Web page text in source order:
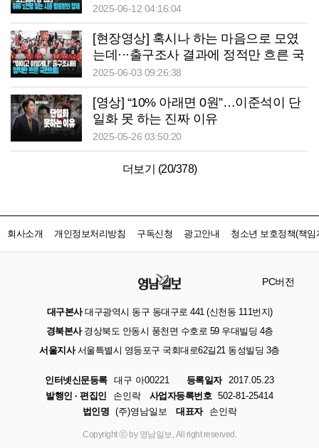
2025-06-12 04:16:04
[현장영상] 혹시나 하는 마음으로 모였
는데···출구조사 결과에 정적만 흐른 국
민의힘
2025-06-03 09:26:38
[영상] “10% 아래면 0원”…이준석이 단
일화 못 하는 진짜 이유
2025-05-26 03:50:20
더보기 (20/378)
회사소개 개인정보처리방침 구독신청 광고안내 청소년 보호정책(책임
PC버전
대구본사대구광역시 동구 동대구로 441 (신천동 111번지)
경북본사경상북도 안동시 풍천면 수호로 59 우대빌딩 4층
서울지사서울특별시 영등포구 국회대로62길21 동성빌딩 3층
인터넷신문등록 대구 아00221 등록일자
2017.05.23
발행인 · 편집인
손인락 사업자등록번호 502-81-25414
법인명 (주)영남일보 대표자 손인락
Copyright ⓒ by 영남일보, All right reserved.